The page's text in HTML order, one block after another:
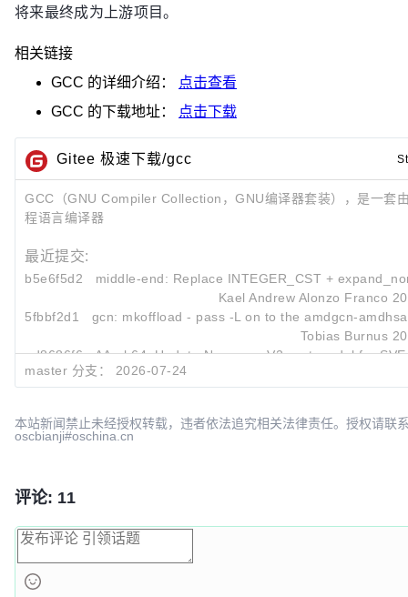
将来最终成为上游项目。
相关链接
GCC 的详细介绍：
点击查看
GCC 的下载地址： 点击下载
Gitee 极速下载/gcc
GCC（GNU Compiler Collection，GNU编译器套装），是一套
程语言编译器
最近提交:
b5e6f5d2
middle-end: Replace INTEGER_CST +
Kael Andrew Alonzo Franco
5fbbf2d1
gcn: mkoffload - pass -L on to the amdgcn-
Tobias Burnus
ad8686f6
AArch64: Update Neoverse V2 cost model for
master 分支： 2026-07-24
本站新闻禁止未经授权转载，违者依法追究相关法律责任。授权请联
oscbianji#oschina.cn
评论: 11